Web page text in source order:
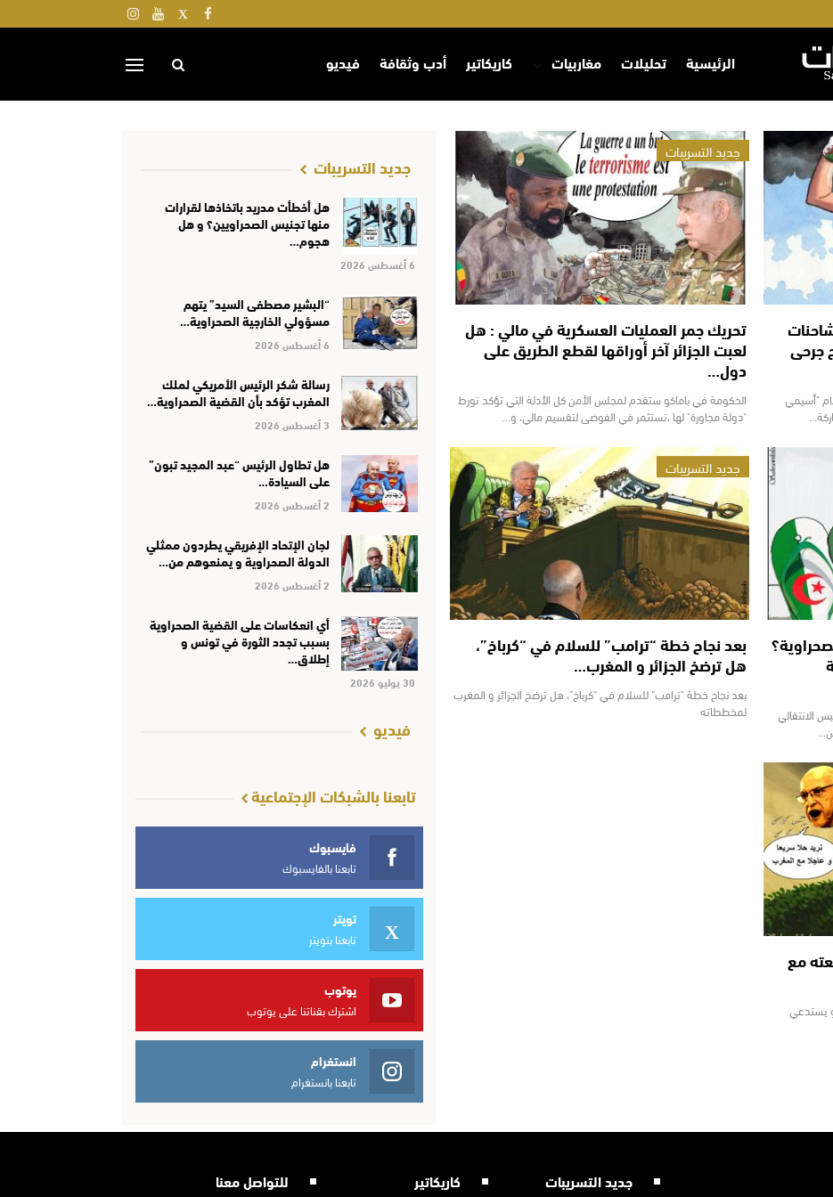
الرئيسية تحليلات مغاربيات كاريكاتير أدب وثقافة فيديو
جرحى
"أسيمي
جديد التسريبات
تحريك جمر العمليات العسكرية في مالي : هل
لعبت الجزائر آخر أوراقها لقطع الطريق على
دول…
الحكومة في باماكو ستقدم لمجلس الأمن كل الأدلة التي تؤكد تورط
"دولة مجاورة" لها ،تستثمر في الفوضى لتقسيم مالي، و…
الانتقالي
جديد التسريبات
بعد نجاح خطة “ترامب” للسلام في “كرباخ”،
هل ترضخ الجزائر و المغرب…
بعد نجاح خطة "ترامب" للسلام في "كرباخ"، هل ترضخ الجزائر و المغرب
لمخططاته
مع
و يستدعي
جديد التسريبات
هل أخطأت مدريد باتخاذها لقرارات
منها تجنيس الصحراويين؟ و هل
هجوم…
6 أغسطس 2026
“البشير مصطفى السيد” يتهم
مسؤولي الخارجية الصحراوية…
6 أغسطس 2026
رسالة شكر الرئيس الأمريكي لملك
المغرب تؤكد بأن القضية الصحراوية…
3 أغسطس 2026
هل تطاول الرئيس “عبد المجيد تبون”
على السيادة…
2 أغسطس 2026
لجان الإتحاد الإفريقي يطردون ممثلي
الدولة الصحراوية و يمنعوهم من…
2 أغسطس 2026
أي انعكاسات على القضية الصحراوية
بسبب تجدد الثورة في تونس و
إطلاق…
30 يوليو 2026
فيديو
تابعنا بالشبكات الإجتماعية
فايسبوك
تابعنا بالفايسبوك
تويتر
تابعنا بتويتر
يوتوب
اشترك بقناتنا على يوتوب
انستغرام
تابعنا بانستغرام
جديد التسريبات
كاريكاتير
للتواصل معنا